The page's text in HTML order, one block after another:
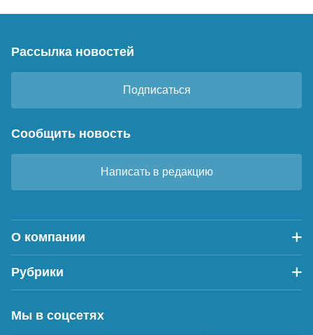
Рассылка новостей
Подписаться
Сообщить новость
Написать в редакцию
О компании
Рубрики
Мы в соцсетях